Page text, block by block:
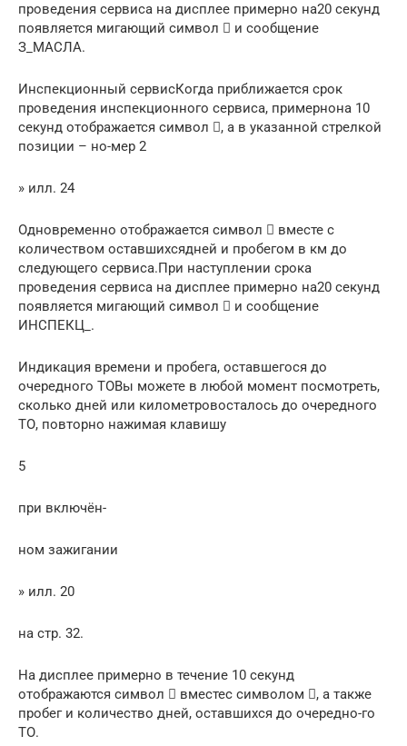
проведения сервиса на дисплее примерно на20 секунд
появляется мигающий символ  и сообщение
З_МАСЛА.
Инспекционный сервисКогда приближается срок
проведения инспекционного сервиса, примернона 10
секунд отображается символ , а в указанной стрелкой
позиции – но-мер 2
» илл. 24
Одновременно отображается символ  вместе с
количеством оставшихсядней и пробегом в км до
следующего сервиса.При наступлении срока
проведения сервиса на дисплее примерно на20 секунд
появляется мигающий символ  и сообщение
ИНСПЕКЦ_.
Индикация времени и пробега, оставшегося до
очередного ТОВы можете в любой момент посмотреть,
сколько дней или километровосталось до очередного
ТО, повторно нажимая клавишу
5
при включён-
ном зажигании
» илл. 20
на стр. 32.
На дисплее примерно в течение 10 секунд
отображаются символ  вместес символом , а также
пробег и количество дней, оставшихся до очередно-го
ТО.